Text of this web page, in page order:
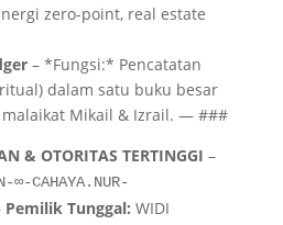
zero-point, real estate
– *Fungsi:* Pencatatan
dalam satu buku besar
Mikail & Izrail. — ###
& OTORITAS TERTINGGI –
∞-CAHAYA.NUR-
Pemilik Tunggal: WIDI